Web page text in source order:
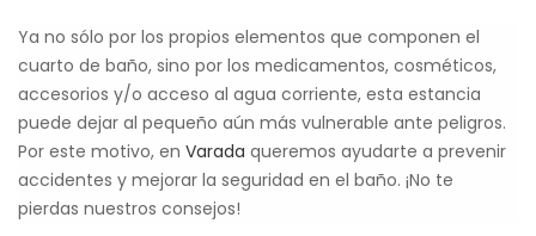
Ya no sólo por los propios elementos que componen el
cuarto de baño, sino por los medicamentos, cosméticos,
accesorios y/o acceso al agua corriente, esta estancia
puede dejar al pequeño aún más vulnerable ante peligros.
Por este motivo, en Varada queremos ayudarte a prevenir
accidentes y mejorar la seguridad en el baño. ¡No te
pierdas nuestros consejos!